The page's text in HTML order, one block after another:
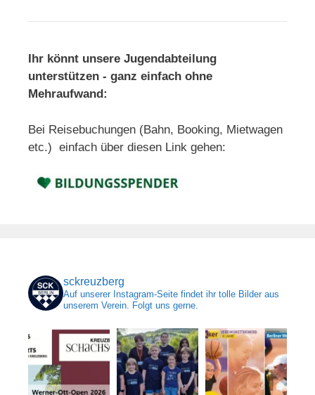
Ihr könnt unsere Jugendabteilung
unterstützen - ganz einfach ohne
Mehraufwand:
Bei Reisebuchungen (Bahn, Booking, Mietwagen
etc.) einfach über diesen Link gehen:
sckreuzberg
Auf unserer Instagram-Seite findet ihr tolle Bilder aus
unserem Verein. Folgt uns gerne.